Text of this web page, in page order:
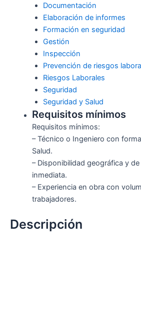
Documentación
Elaboración de informes
Formación en seguridad
Gestión
Inspección
Prevención de riesgos
Riesgos Laborales
Seguridad
Seguridad y Salud
Requisitos mínimos
Requisitos mínimos:
– Técnico o Ingeniero con
Salud.
– Disponibilidad geográfica y
inmediata.
– Experiencia en obra con
trabajadores.
Descripción